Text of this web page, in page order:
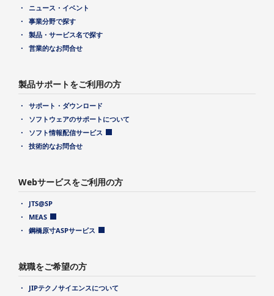
ニュース・イベント
事業分野で探す
製品・サービス名で探す
営業的なお問合せ
製品サポートをご利用の方
サポート・ダウンロード
ソフトウェアのサポートについて
ソフト情報配信サービス
技術的なお問合せ
Webサービスをご利用の方
JTS@SP
MEAS
鋼橋原寸ASPサービス
就職をご希望の方
JIPテクノサイエンスについて